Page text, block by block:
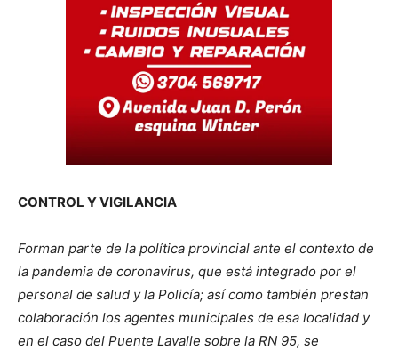
CONTROL Y VIGILANCIA
Forman parte de la política provincial ante el contexto de
la pandemia de coronavirus, que está integrado por el
personal de salud y la Policía; así como también prestan
colaboración los agentes municipales de esa localidad y
en el caso del Puente Lavalle sobre la RN 95, se